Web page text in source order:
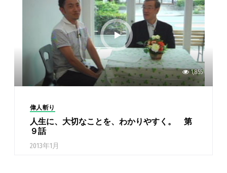
1,855
偉人斬り
人生に、大切なことを、わかりやすく。 第
９話
2013年1月